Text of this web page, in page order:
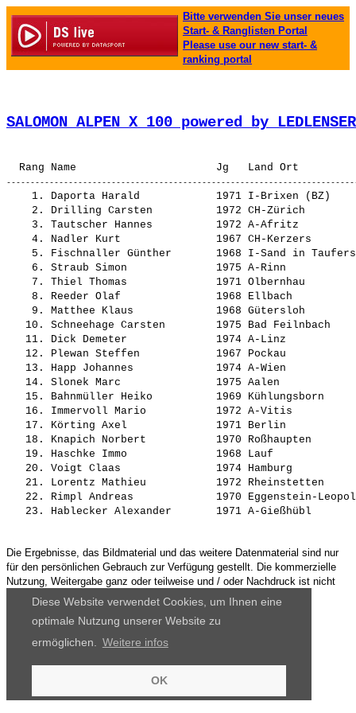
Diese Website verwendet Cookies, um Ihnen eine
optimale Nutzung unserer Website zu
ermöglichen.
Weitere infos
OK
Bitte verwenden Sie unser neues
Start- & Ranglisten Portal
Please use our new start- &
ranking portal
SALOMON ALPEN X 100 powered by
    1.
Daporta Harald
1971 I-Brixen (BZ)
    2.
Drilling Carsten
1972 CH-Zürich
    3.
Tautscher Hannes
1972 A-Afritz
    4.
Nadler Kurt
1967 CH-Kerzers
    5.
Fischnaller Günther
1968 I-Sand in
    6.
Straub Simon
1975 A-Rinn
    7.
Thiel Thomas
1971 Olbernhau
    8.
Reeder Olaf
1968 Ellbach
    9.
Matthee Klaus
1968 Gütersloh
   10.
Schneehage Carsten
1975 Bad Feilnbach
   11.
Dick Demeter
1974 A-Linz
   12.
Plewan Steffen
1967 Pockau
   13.
Happ Johannes
1974 A-Wien
   14.
Slonek Marc
1975 Aalen
   15.
Bahnmüller Heiko
1969
   16.
Immervoll Mario
1972 A-Vitis
   17.
Körting Axel
1971 Berlin
   18.
Knapich Norbert
1970
   19.
Haschke Immo
1968 Lauf
   20.
Voigt Claas
1974 Hamburg
   21.
Lorentz Mathieu
1972 Rheinstetten
   22.
Rimpl Andreas
1970 Eggenstein-
   23.
Hablecker Alexander 1971 A-Gießhübl
Die Ergebnisse, das Bildmaterial und das weitere Datenmaterial sind nur
für den persönlichen Gebrauch zur Verfügung gestellt. Die kommerzielle
Nutzung, Weitergabe ganz oder teilweise und / oder Nachdruck ist nicht
gestattet.